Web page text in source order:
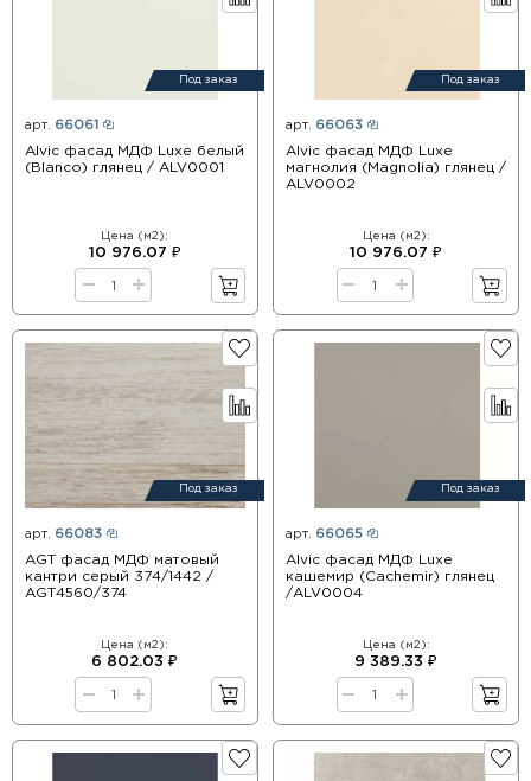
Под заказ
арт. 66061
Alvic фасад МДФ Luxe белый
(Blanco) глянец / ALV0001
Цена (м2):
10 976.07 ₽
Под заказ
арт. 66063
Alvic фасад МДФ Luxe
магнолия (Magnolia) глянец /
ALV0002
Цена (м2):
10 976.07 ₽
Под заказ
арт. 66083
AGT фасад МДФ матовый
кантри серый 374/1442 /
AGT4560/374
Цена (м2):
6 802.03 ₽
Под заказ
арт. 66065
Alvic фасад МДФ Luxe
кашемир (Cachemir) глянец
/ALV0004
Цена (м2):
9 389.33 ₽